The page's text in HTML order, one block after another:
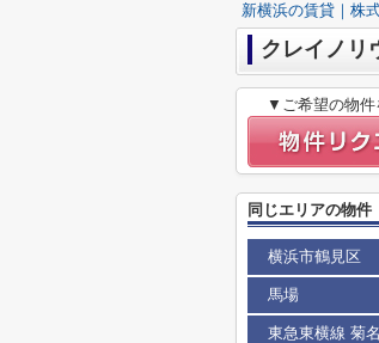
新横浜の賃貸｜株
クレイノリ
▼ご希望の物件
同じエリアの物件
横浜市鶴見区
馬場
東急東横線 菊名